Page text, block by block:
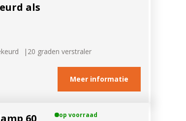
als
20 graden verstraler
Meer informatie
60
op voorraad